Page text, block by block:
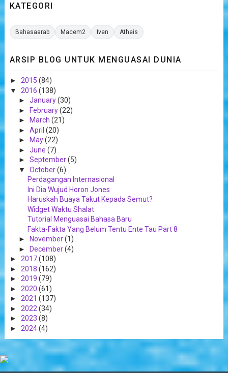
KATEGORI
Bahasaarab Macem2 Iven Atheis
ARSIP BLOG UNTUK MENGUASAI DUNIA
► 2015 (84)
▼ 2016 (138)
► January(30)
► February(22)
►
March (21)
► April (20)
►
May(22)
► June (7)
► September(5)
▼ October(6)
Perdagangan Internasional
Ini Dia Wujud Horon Jones
Haruskah Buaya Takut Kepada Semut?
Widget Waktu Shalat
Tutorial Menguasai Bahasa Baru
Fakta-Fakta Yang Belum Tentu Ente Tau Part 8
►
November(1)
► December(4)
► 2017(108)
► 2018 (162)
► 2019 (79)
► 2020 (61)
► 2021 (137)
► 2022 (34)
► 2023 (8)
► 2024(4)